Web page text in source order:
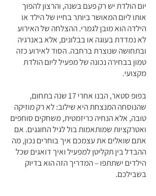
יום הולדת יש רק פעם בשנה, והרצון להפוך
אותו ליום המאושר ביותר בחייו של הילד או
הילדה הוא מובן לגמרי. ההצלחה של האירוע
לא נמדדת בעוגה או בבלונים, אלא באנרגיה
ובתחושה שנוצרת ברחבה. הסוד לאירוע כזה
טמון בבחירה נכונה של מפעיל ליום הולדת
מקצועי.
בפופ סטאר, הבנו אחרי 17 שנה בתחום,
שהנוסחה המנצחת היא שילוב: לא רק מוזיקה
טובה, אלא הנחיה כריזמטית, משחקים סוחפים
ואטרקציות שמותאמות בול לגיל החוגגים. אם
אתם שואלים את עצמכם איך בוחרים נכון, מה
ההבדל בין תקליטן למפעיל ואיך דואגים שכל
הילדים ישתתפו – המדריך הזה הוא בדיוק
בשבילכם.